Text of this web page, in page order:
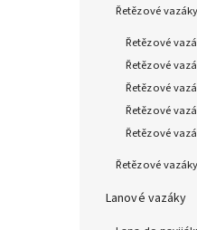
Řetězové
Řetězové
Řetězové
Řetězové
Řetězové
Řetězové
Řetězové
Lanové vazáky